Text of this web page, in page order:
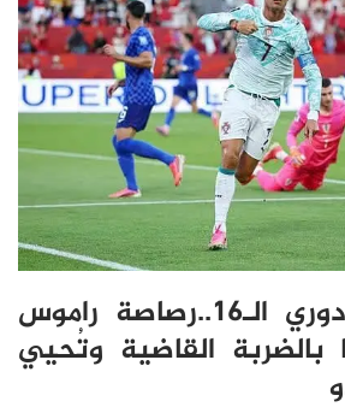
البرتغال الى دوري الـ16..رصاصة راموس
بالضربة القاضية وتُحيي